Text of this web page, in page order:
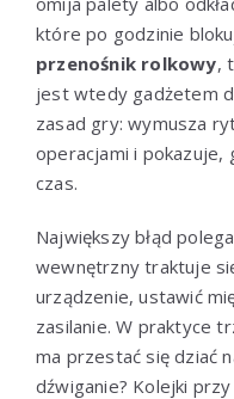
które po godzinie
przenośnik rolkowy,
jest wtedy gadżetem
zasad gry: wymusza
operacjami i pokazuje,
czas.
Największy błąd
wewnętrzny traktuje
urządzenie, ustawić
zasilanie. W praktyce
ma przestać się dziać
dźwiganie? Kolejki